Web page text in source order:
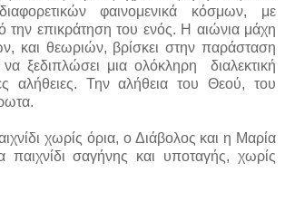
φαινομενικά κόσμων, με
την επικράτηση του ενός. Η αιώνια μάχη
και θεωριών, βρίσκει στην παράσταση
ξεδιπλώσει μια ολόκληρη διαλεκτική
αλήθειες. Την αλήθεια του Θεού, του
χωρίς όρια, ο Διάβολος και η Μαρία
παιχνίδι σαγήνης και υποταγής, χωρίς